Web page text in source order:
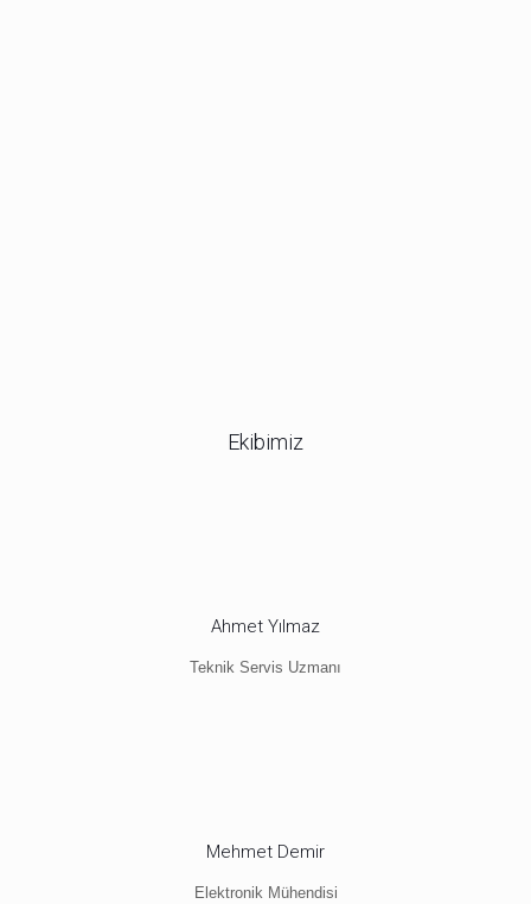
Ekibimiz
Ahmet Yılmaz
Teknik Servis Uzmanı
Mehmet Demir
Elektronik Mühendisi